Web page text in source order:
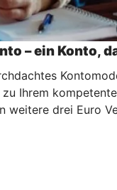
– ein Konto,
Ihrem
drei Euro